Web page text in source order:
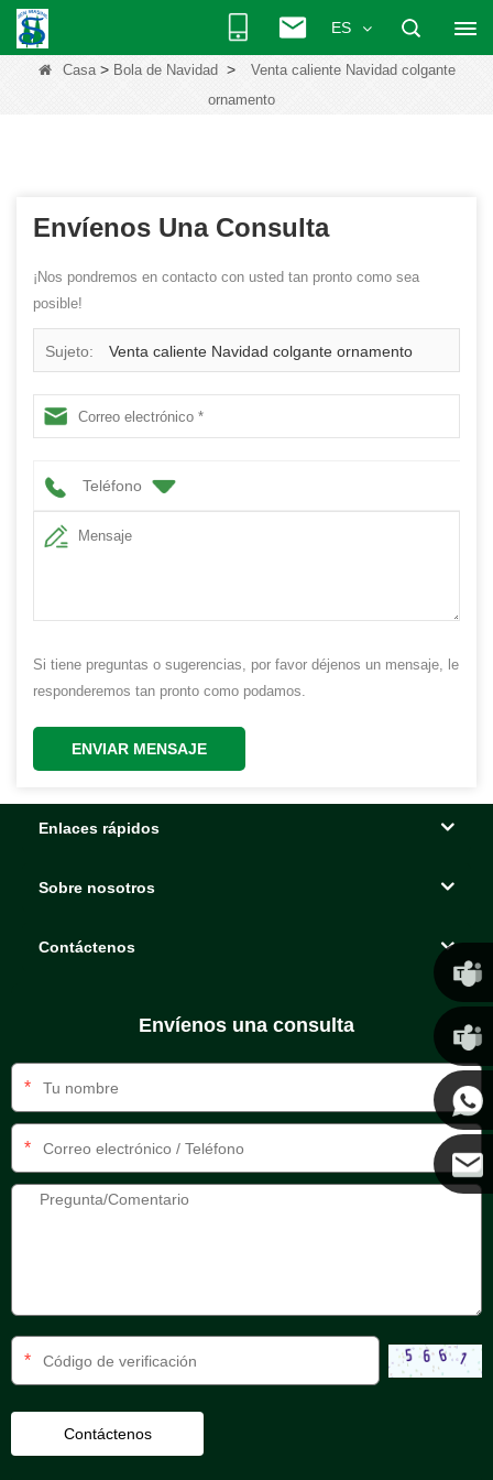
ES
Casa> Bola de Navidad>
Venta caliente Navidad colgante
ornamento
Envíenos Una Consulta
¡Nos pondremos en contacto con usted tan pronto como sea
posible!
Sujeto: Venta caliente Navidad colgante ornamento
Teléfono
Si tiene preguntas o sugerencias, por favor déjenos un mensaje, le
responderemos tan pronto como podamos.
ENVIAR MENSAJE
Enlaces rápidos
Sobre nosotros
Contáctenos
Envíenos una consulta
*
*
*
Chris
Kenny